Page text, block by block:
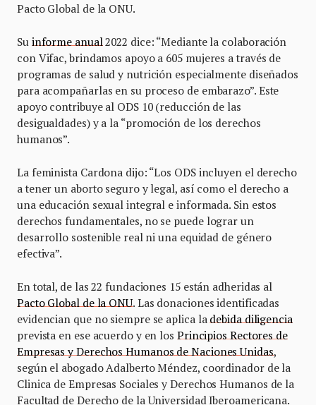
Pacto Global de la ONU.
Su informe anual 2022 dice: “Mediante la colaboración
con Vifac, brindamos apoyo a 605 mujeres a través de
programas de salud y nutrición especialmente diseñados
para acompañarlas en su proceso de embarazo”. Este
apoyo contribuye al ODS 10 (reducción de las
desigualdades) y a la “promoción de los derechos
humanos”.
La feminista Cardona dijo: “Los ODS incluyen el derecho
a tener un aborto seguro y legal, así como el derecho a
una educación sexual integral e informada. Sin estos
derechos fundamentales, no se puede lograr un
desarrollo sostenible real ni una equidad de género
efectiva”.
En total, de las 22 fundaciones 15 están adheridas al
Pacto Global de la ONU. Las donaciones identificadas
evidencian que no siempre se aplica la debida diligencia
prevista en ese acuerdo y en los Principios Rectores de
Empresas y Derechos Humanos de Naciones Unidas,
según el abogado Adalberto Méndez, coordinador de la
Clinica de Empresas Sociales y Derechos Humanos de la
Facultad de Derecho de la Universidad Iberoamericana.